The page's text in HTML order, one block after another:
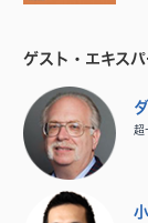
ゲスト・エキスパ
超